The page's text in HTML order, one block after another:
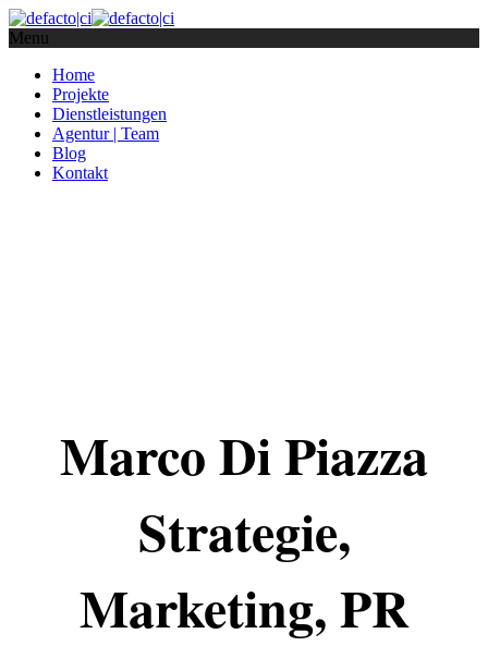
Menu
Home
Projekte
Dienstleistungen
Agentur | Team
Blog
Kontakt
Marco Di Piazza
Strategie,
Marketing, PR